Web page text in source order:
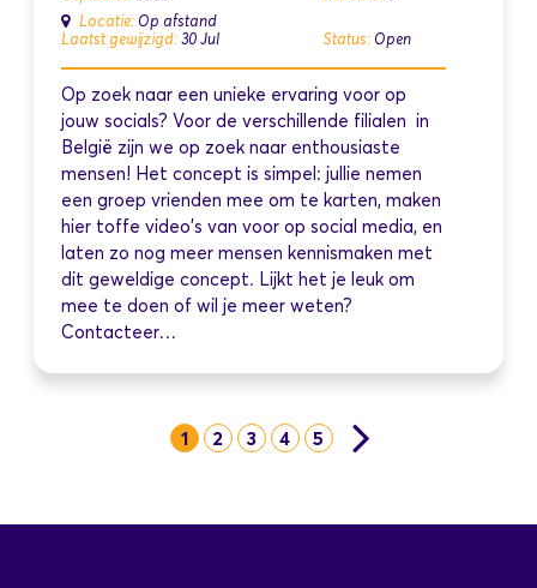
Locatie: Op afstand
Laatst gewijzigd: 30 Jul Status: Open
Op zoek naar een unieke ervaring voor op
jouw socials? Voor de verschillende filialen in
België zijn we op zoek naar enthousiaste
mensen! Het concept is simpel: jullie nemen
een groep vrienden mee om te karten, maken
hier toffe video's van voor op social media, en
laten zo nog meer mensen kennismaken met
dit geweldige concept. Lijkt het je leuk om
mee te doen of wil je meer weten?
Contacteer…
1 2 3 4 5